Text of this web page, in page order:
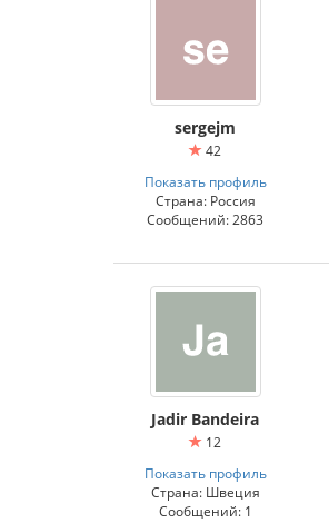
sergejm
42
Показать профиль
Страна: Россия
Сообщений: 2863
Jadir Bandeira
12
Показать профиль
Страна: Швеция
Сообщений: 1